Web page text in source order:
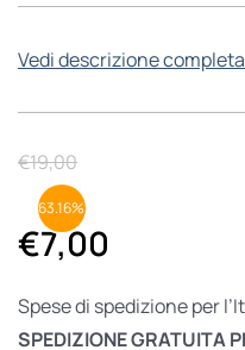
Vedi descrizione completa
€19,00
€7,00
63.16%
Spese di spedizione per
SPEDIZIONE GRATUITA